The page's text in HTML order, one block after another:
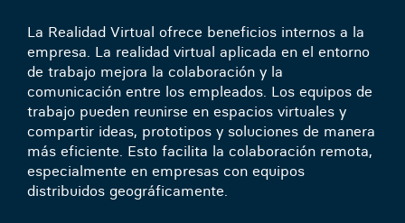
La Realidad Virtual ofrece beneficios internos a la
empresa. La realidad virtual aplicada en el entorno
de trabajo mejora la colaboración y la
comunicación entre los empleados. Los equipos de
trabajo pueden reunirse en espacios virtuales y
compartir ideas, prototipos y soluciones de manera
más eficiente. Esto facilita la colaboración remota,
especialmente en empresas con equipos
distribuidos geográficamente.